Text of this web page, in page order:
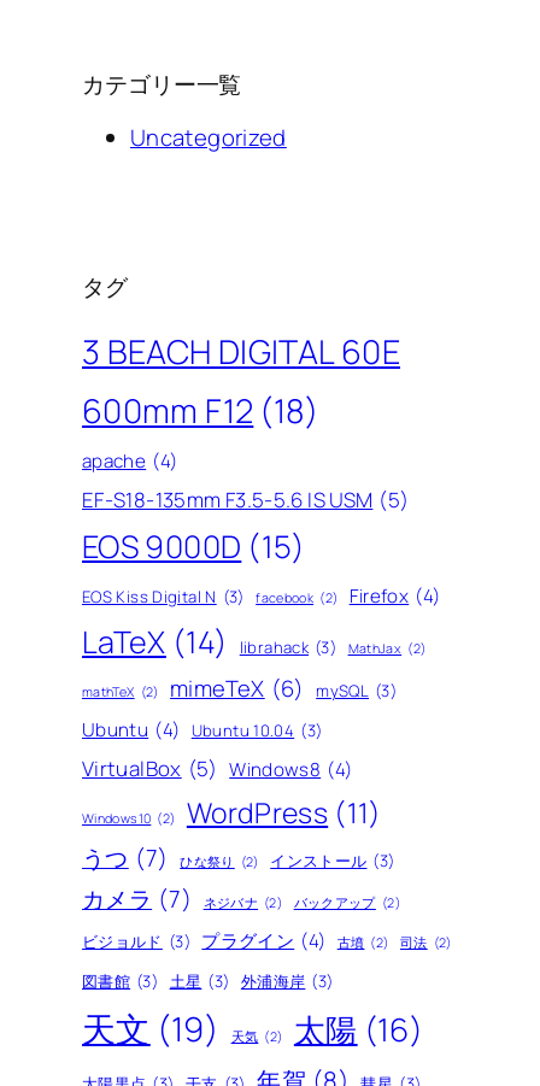
カテゴリー一覧
Uncategorized
タグ
3 BEACH DIGITAL 60E
600mm F12 (18)
apache (4)
EF-S18-135mm F3.5-5.6 IS USM (5)
EOS 9000D (15)
EOS Kiss Digital N (3) facebook (2) Firefox (4)
LaTeX (14) librahack (3) MathJax (2)
mathTeX (2) mimeTeX (6) mySQL (3)
Ubuntu (4) Ubuntu 10.04 (3)
VirtualBox (5) Windows8 (4)
Windows10 (2) WordPress (11)
うつ (7) ひな祭り (2) インストール (3)
カメラ (7) ネジバナ (2) バックアップ (2)
ビジョルド (3) プラグイン (4) 古墳 (2) 司法 (2)
図書館 (3) 土星 (3) 外浦海岸 (3)
天文 (19) 天気 (2) 太陽 (16)